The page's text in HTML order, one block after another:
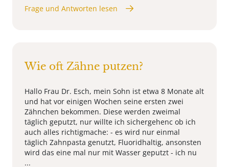
Frage und Antworten lesen
Wie oft Zähne putzen?
Hallo Frau Dr. Esch, mein Sohn ist etwa 8 Monate alt
und hat vor einigen Wochen seine ersten zwei
Zähnchen bekommen. Diese werden zweimal
täglich geputzt, nur willte ich sichergehenc ob ich
auch alles richtigmache: - es wird nur einmal
täglich Zahnpasta genutzt, Fluoridhaltig, ansonsten
wird das eine mal nur mit Wasser geputzt - ich nu
...